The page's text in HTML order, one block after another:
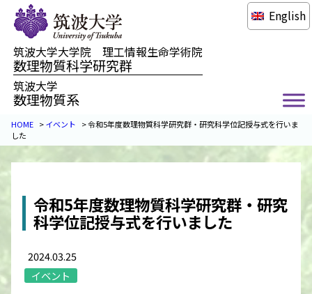
筑波大学大学院 理工情報生命学術院
数理物質科学研究群
筑波大学
数理物質系
English
HOME >イベント >令和5年度数理物質科学研究群・研究科学位記授与式を行いま
した
令和5年度数理物質科学研究群・研究
科学位記授与式を行いました
2024.03.25
イベント